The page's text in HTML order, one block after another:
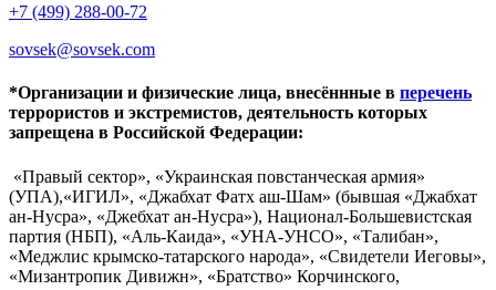
+7 (499) 288-00-72
sovsek@sovsek.com
*Организации и физические лица, внесённные в перечень
террористов и экстремистов, деятельность которых
запрещена в Российской Федерации:
«Правый сектор», «Украинская повстанческая армия»
(УПА),«ИГИЛ», «Джабхат Фатх аш-Шам» (бывшая «Джабхат
ан-Нусра», «Джебхат ан-Нусра»), Национал-Большевистская
партия (НБП), «Аль-Каида», «УНА-УНСО», «Талибан»,
«Меджлис крымско-татарского народа», «Свидетели Иеговы»,
«Мизантропик Дивижн», «Братство» Корчинского,